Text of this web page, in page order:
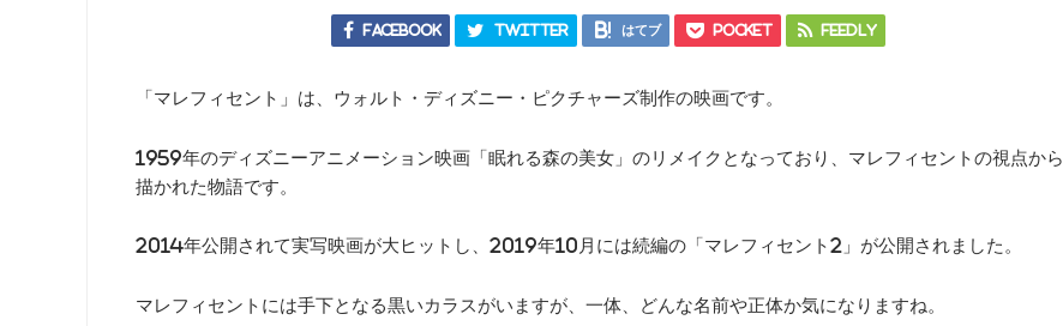
Facebook Twitter はてブ Pocket Feedly
「マレフィセント」は、ウォルト・ディズニー・ピクチャーズ制作の映画です。
1959年のディズニーアニメーション映画「眠れる森の美女」のリメイクとなっており、マレフィセントの視点から
描かれた物語です。
2014年公開されて実写映画が大ヒットし、2019年10月には続編の「マレフィセント2」が公開されました。
マレフィセントには手下となる黒いカラスがいますが、一体、どんな名前や正体か気になりますね。